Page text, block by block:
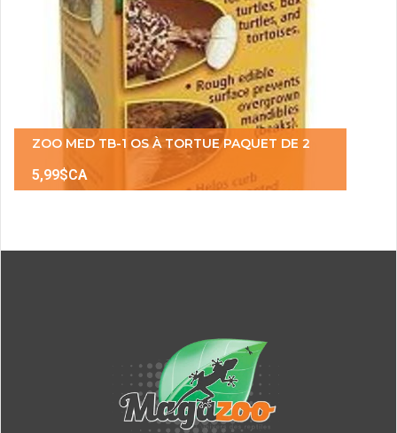
ZOO MED TB-1 OS À TORTUE PAQUET DE 2
5,99$CA